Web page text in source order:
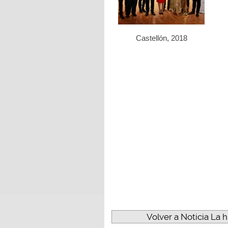
Castellón, 2018
Volver a Noticia La